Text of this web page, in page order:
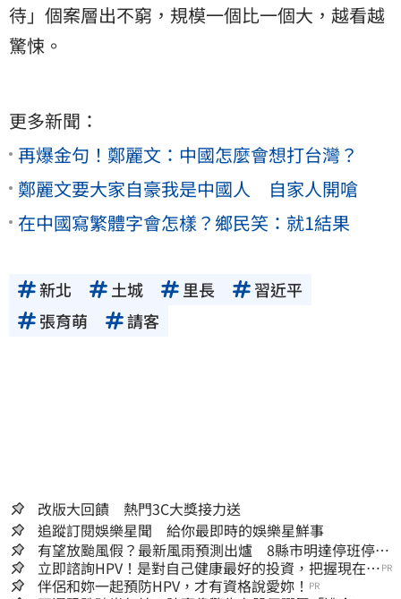
待」個案層出不窮，規模一個比一個大，越看越
驚悚。
更多新聞：
再爆金句！鄭麗文：中國怎麼會想打台灣？
鄭麗文要大家自豪我是中國人 自家人開嗆
在中國寫繁體字會怎樣？鄉民笑：就1結果
新北 土城 里長
習近平
張育萌
請客
改版大回饋 熱門3C大獎接力送
追蹤訂閱娛樂星聞 給你最即時的娛樂星鮮事
有望放颱風假？最新風雨預測出爐 8縣市明達停班停課
標準
立即諮詢HPV！是對自己健康最好的投資，把握現在不
嫌晚！
PR
伴侶和妳一起預防HPV，才有資格說愛妳！ PR